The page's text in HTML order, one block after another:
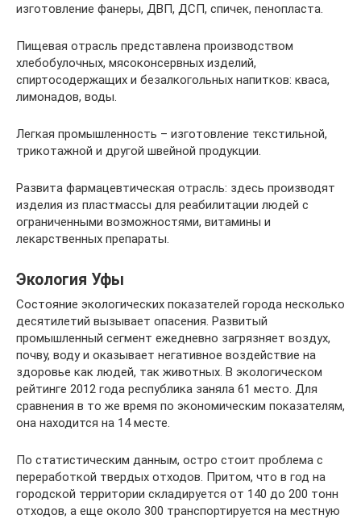
изготовление фанеры, ДВП, ДСП, спичек, пенопласта.
Пищевая отрасль представлена производством
хлебобулочных, мясоконсервных изделий,
спиртосодержащих и безалкогольных напитков: кваса,
лимонадов, воды.
Легкая промышленность – изготовление текстильной,
трикотажной и другой швейной продукции.
Развита фармацевтическая отрасль: здесь производят
изделия из пластмассы для реабилитации людей с
ограниченными возможностями, витамины и
лекарственных препараты.
Экология Уфы
Состояние экологических показателей города несколько
десятилетий вызывает опасения. Развитый
промышленный сегмент ежедневно загрязняет воздух,
почву, воду и оказывает негативное воздействие на
здоровье как людей, так животных. В экологическом
рейтинге 2012 года республика заняла 61 место. Для
сравнения в то же время по экономическим показателям,
она находится на 14 месте.
По статистическим данным, остро стоит проблема с
переработкой твердых отходов. Притом, что в год на
городской территории складируется от 140 до 200 тонн
отходов, а еще около 300 транспортируется на местную